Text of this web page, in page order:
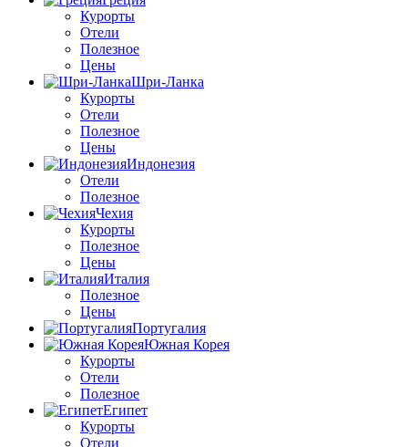
Курорты
Отели
Полезное
Цены
Шри-Ланка
Курорты
Отели
Полезное
Цены
Индонезия
Отели
Полезное
Чехия
Курорты
Полезное
Цены
Италия
Полезное
Цены
Португалия
Южная Корея
Курорты
Отели
Полезное
Египет
Курорты
Отели